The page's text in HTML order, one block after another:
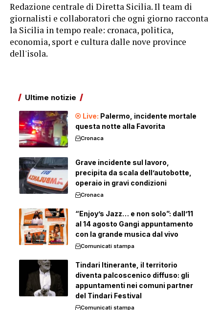
Redazione centrale di Diretta Sicilia. Il team di
giornalisti e collaboratori che ogni giorno racconta
la Sicilia in tempo reale: cronaca, politica,
economia, sport e cultura dalle nove province
dell'isola.
Ultime notizie
Palermo, incidente mortale
questa notte alla Favorita
Cronaca
Grave incidente sul lavoro,
precipita da scala dell’autobotte,
operaio in gravi condizioni
Cronaca
“Enjoy’s Jazz… e non solo”: dall’11
al 14 agosto Gangi appuntamento
con la grande musica dal vivo
Comunicati stampa
Tindari Itinerante, il territorio
diventa palcoscenico diffuso: gli
appuntamenti nei comuni partner
del Tindari Festival
Comunicati stampa